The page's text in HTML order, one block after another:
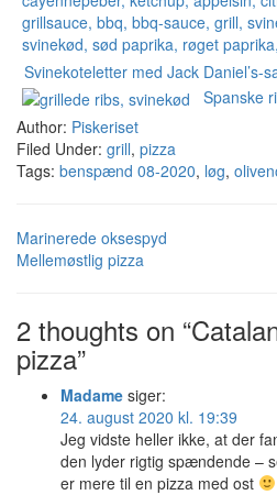
Svinekoteletter med Jack Daniel’s-
Spanske
Author: Piskeriset
Filed Under: grill, pizza
Tags: benspænd 08-2020, løg,
Marinerede oksespyd
Mellemøstlig pizza
2 thoughts on
pizza”
Madame siger:
24. august 2020 kl. 19:39
Jeg vidste heller ikke, at der
den lyder rigtig spændende –
er mere til en pizza med ost